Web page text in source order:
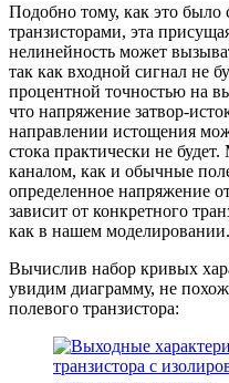
Подобно тому, как это
транзисторами, эта
нелинейность может
так как входной сигнал не
процентной точностью на
что напряжение затвор-
направлении истощения
стока практически не
каналом, как и обычные
определенное напряжение
зависит от конкретного
как в нашем моделировании.
Вычислив набор кривых
увидим диаграмму, не
полевого транзистора: